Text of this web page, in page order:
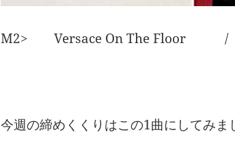
M2> Versace On The Floor /
今週の締めくくりはこの1曲にしてみま